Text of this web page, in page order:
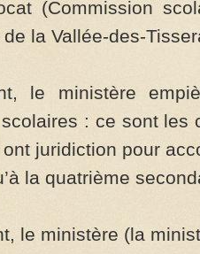
(Commission
la Vallée-des-
le ministère
: ce sont les
juridiction pour
la quatrième
le ministère (la